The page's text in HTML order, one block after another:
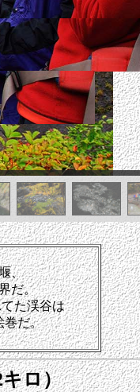
、
だ。
た渓谷は
巻だ。
ロ）